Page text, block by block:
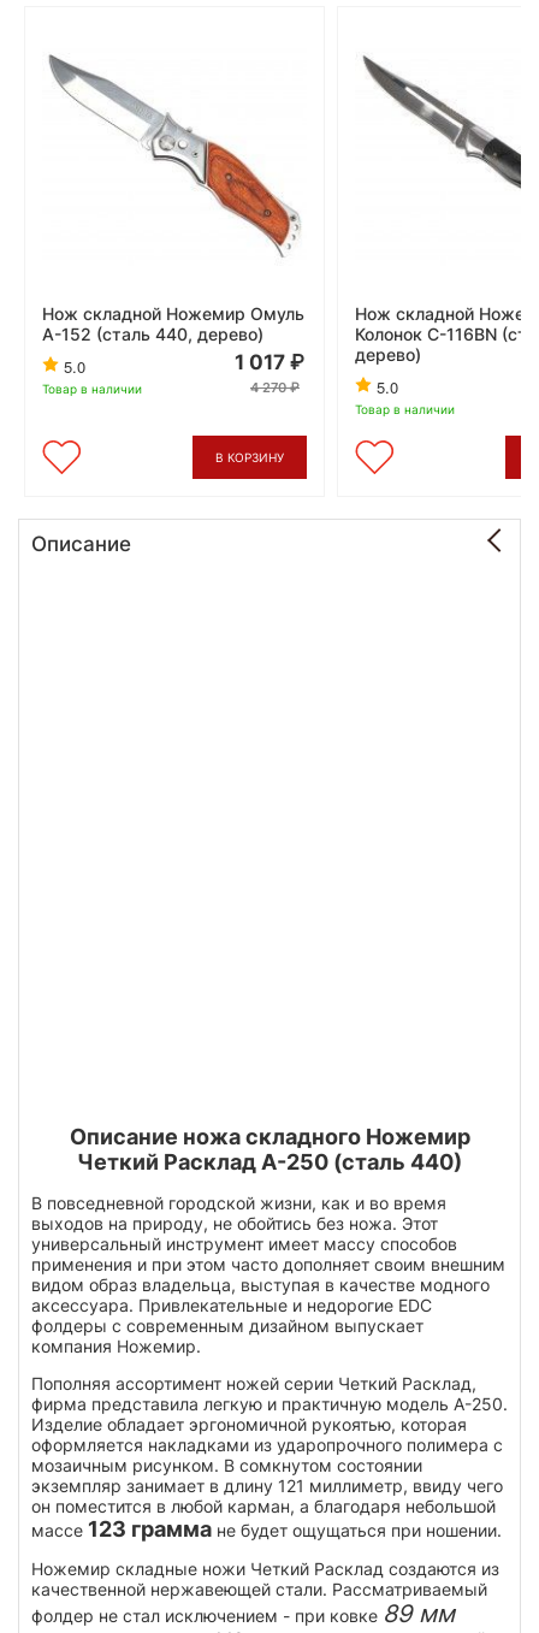
Нож складной Ножемир Омуль
A-152 (сталь 440, дерево)
5.0
Товар в наличии
1 017
4 270
В КОРЗИНУ
Нож складной
Колонок C-116BN
дерево)
5.0
Товар в наличии
Описание
Описание ножа складного Ножемир
Четкий Расклад А-250 (сталь 440)
В повседневной городской жизни, как и во время
выходов на природу, не обойтись без ножа. Этот
универсальный инструмент имеет массу способов
применения и при этом часто дополняет своим внешним
видом образ владельца, выступая в качестве модного
аксессуара. Привлекательные и недорогие EDC
фолдеры с современным дизайном выпускает
компания Ножемир.
Пополняя ассортимент ножей серии Четкий Расклад,
фирма представила легкую и практичную модель А-250.
Изделие обладает эргономичной рукоятью, которая
оформляется накладками из ударопрочного полимера с
мозаичным рисунком. В сомкнутом состоянии
экземпляр занимает в длину 121 миллиметр, ввиду чего
он поместится в любой карман, а благодаря небольшой
массе 123 грамма не будет ощущаться при ношении.
Ножемир складные ножи Четкий Расклад создаются из
качественной нержавеющей стали. Рассматриваемый
фолдер не стал исключением - при ковке 89 мм